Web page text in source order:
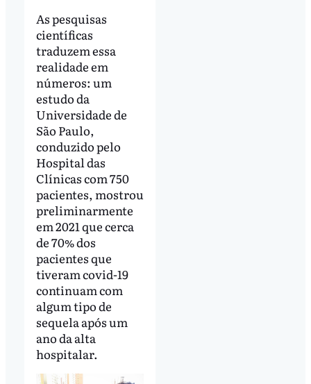
As pesquisas
científicas
traduzem essa
realidade em
números: um
estudo da
Universidade de
São Paulo,
conduzido pelo
Hospital das
Clínicas com 750
pacientes, mostrou
preliminarmente
em 2021 que cerca
de 70% dos
pacientes que
tiveram covid-19
continuam com
algum tipo de
sequela após um
ano da alta
hospitalar.